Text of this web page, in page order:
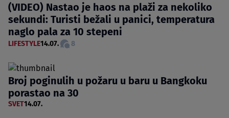
(VIDEO) Nastao je haos na plaži za nekoliko
sekundi: Turisti bežali u panici, temperatura
naglo pala za 10 stepeni
LIFESTYLE14.07. 8
Broj poginulih u požaru u baru u Bangkoku
porastao na 30
SVET14.07.